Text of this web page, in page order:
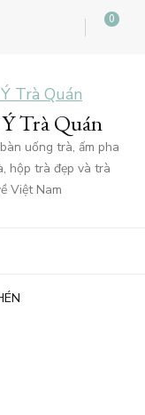
0
Trà Quán
uống trà, ấm pha
hộp trà đẹp và trà
Việt Nam